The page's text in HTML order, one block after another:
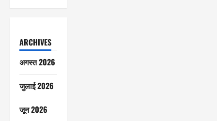
ARCHIVES
अगस्त 2026
जुलाई 2026
जून 2026